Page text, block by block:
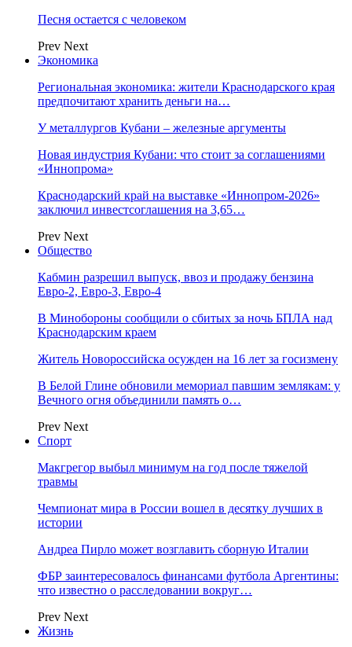
Песня остается с человеком
Prev Next
Экономика
Региональная экономика: жители Краснодарского края
предпочитают хранить деньги на…
У металлургов Кубани – железные аргументы
Новая индустрия Кубани: что стоит за соглашениями
«Иннопрома»
Краснодарский край на выставке «Иннопром-2026»
заключил инвестсоглашения на 3,65…
Prev Next
Общество
Кабмин разрешил выпуск, ввоз и продажу бензина
Евро-2, Евро-3, Евро-4
В Минобороны сообщили о сбитых за ночь БПЛА над
Краснодарским краем
Житель Новороссийска осужден на 16 лет за госизмену
В Белой Глине обновили мемориал павшим землякам: у
Вечного огня объединили память о…
Prev Next
Спорт
Макгрегор выбыл минимум на год после тяжелой
травмы
Чемпионат мира в России вошел в десятку лучших в
истории
Андреа Пирло может возглавить сборную Италии
ФБР заинтересовалось финансами футбола Аргентины:
что известно о расследовании вокруг…
Prev Next
Жизнь